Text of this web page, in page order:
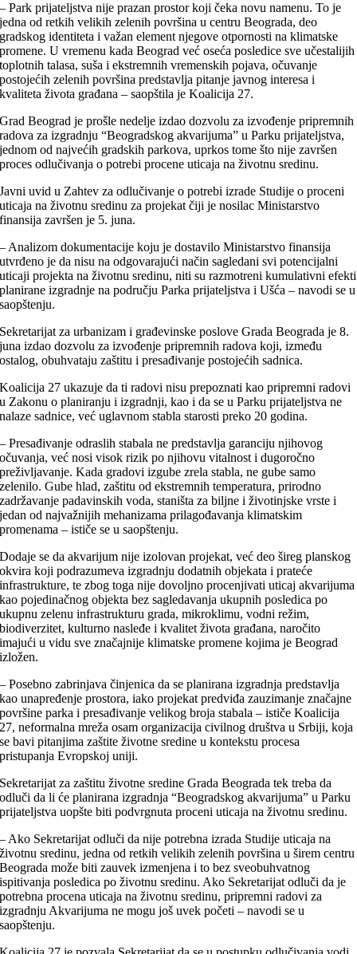
– Park prijateljstva nije prazan prostor koji čeka novu namenu. To je
jedna od retkih velikih zelenih površina u centru Beograda, deo
gradskog identiteta i važan element njegove otpornosti na klimatske
promene. U vremenu kada Beograd već oseća posledice sve učestalijih
toplotnih talasa, suša i ekstremnih vremenskih pojava, očuvanje
postojećih zelenih površina predstavlja pitanje javnog interesa i
kvaliteta života građana – saopštila je Koalicija 27.
Grad Beograd je prošle nedelje izdao dozvolu za izvođenje pripremnih
radova za izgradnju “Beogradskog akvarijuma” u Parku prijateljstva,
jednom od najvećih gradskih parkova, uprkos tome što nije završen
proces odlučivanja o potrebi procene uticaja na životnu sredinu.
Javni uvid u Zahtev za odlučivanje o potrebi izrade Studije o proceni
uticaja na životnu sredinu za projekat čiji je nosilac Ministarstvo
finansija završen je 5. juna.
– Analizom dokumentacije koju je dostavilo Ministarstvo finansija
utvrđeno je da nisu na odgovarajući način sagledani svi potencijalni
uticaji projekta na životnu sredinu, niti su razmotreni kumulativni efekti
planirane izgradnje na području Parka prijateljstva i Ušća – navodi se u
saopštenju.
Sekretarijat za urbanizam i građevinske poslove Grada Beograda je 8.
juna izdao dozvolu za izvođenje pripremnih radova koji, između
ostalog, obuhvataju zaštitu i presađivanje postojećih sadnica.
Koalicija 27 ukazuje da ti radovi nisu prepoznati kao pripremni radovi
u Zakonu o planiranju i izgradnji, kao i da se u Parku prijateljstva ne
nalaze sadnice, već uglavnom stabla starosti preko 20 godina.
– Presađivanje odraslih stabala ne predstavlja garanciju njihovog
očuvanja, već nosi visok rizik po njihovu vitalnost i dugoročno
preživljavanje. Kada gradovi izgube zrela stabla, ne gube samo
zelenilo. Gube hlad, zaštitu od ekstremnih temperatura, prirodno
zadržavanje padavinskih voda, staništa za biljne i životinjske vrste i
jedan od najvažnijih mehanizama prilagođavanja klimatskim
promenama – ističe se u saopštenju.
Dodaje se da akvarijum nije izolovan projekat, već deo šireg planskog
okvira koji podrazumeva izgradnju dodatnih objekata i prateće
infrastrukture, te zbog toga nije dovoljno procenjivati uticaj akvarijuma
kao pojedinačnog objekta bez sagledavanja ukupnih posledica po
ukupnu zelenu infrastrukturu grada, mikroklimu, vodni režim,
biodiverzitet, kulturno nasleđe i kvalitet života građana, naročito
imajući u vidu sve značajnije klimatske promene kojima je Beograd
izložen.
– Posebno zabrinjava činjenica da se planirana izgradnja predstavlja
kao unapređenje prostora, iako projekat predviđa zauzimanje značajne
površine parka i presađivanje velikog broja stabala – ističe Koalicija
27, neformalna mreža osam organizacija civilnog društva u Srbiji, koja
se bavi pitanjima zaštite životne sredine u kontekstu procesa
pristupanja Evropskoj uniji.
Sekretarijat za zaštitu životne sredine Grada Beograda tek treba da
odluči da li će planirana izgradnja “Beogradskog akvarijuma” u Parku
prijateljstva uopšte biti podvrgnuta proceni uticaja na životnu sredinu.
– Ako Sekretarijat odluči da nije potrebna izrada Studije uticaja na
životnu sredinu, jedna od retkih velikih zelenih površina u širem centru
Beograda može biti zauvek izmenjena i to bez sveobuhvatnog
ispitivanja posledica po životnu sredinu. Ako Sekretarijat odluči da je
potrebna procena uticaja na životnu sredinu, pripremni radovi za
izgradnju Akvarijuma ne mogu još uvek početi – navodi se u
saopštenju.